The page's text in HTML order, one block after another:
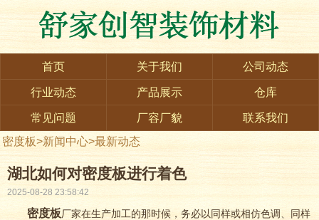
首页 关于我们 公司动态
行业动态 产品展示 仓库
常见问题 厂容厂貌
联系我们
密度板>新闻中心>最新动态
湖北如何对密度板进行着色
2025-08-28 23:58:42
密度板厂家在生产加工的那时候，务必以同样或相仿色调、同样